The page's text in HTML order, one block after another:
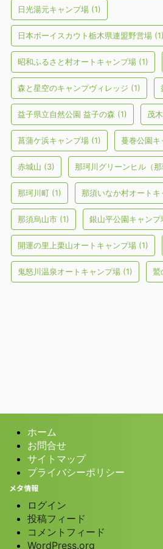
日光湯元キャンプ場 (1)
日本ボーイスカウト栃木県連盟野営場 (1)
昭和ふるさと村オートキャンプ場 (1)
森と星空のキャンプヴィレッジ (1)
益子県立自然公園 益子の森 (1) 茂
菖蒲ケ浜キャンプ場 (1) 蔓巻公園キ
赤城山 (3) 那珂川グリーンヒル（
那珂川町 (1) 那須いなか村オートキ
那須烏山市 (1) 銀山平公園キャンプ
開運の里上栗山オートキャンプ場 (1)
鬼怒川温泉オートキャンプ場 (1) 鷲
ホーム
お問合せ
サイトマップ
プライバシーポリシー
メタ情報
ログイン
投稿フィード
コメントフィード
WordPress.org